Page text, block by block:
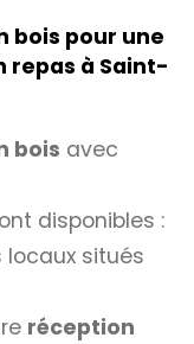
bois pour une
repas à Saint-
bois avec
disponibles :
situés
réception